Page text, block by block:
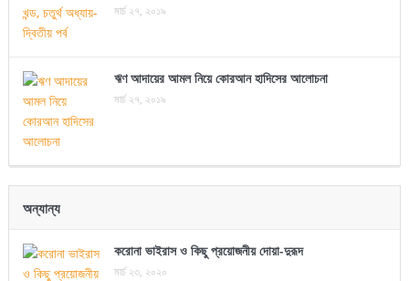
মার্চ ২৭, ২০১৯
ঋণ আদায়ের আমল নিয়ে কোরআন হাদিসের আলোচনা
মার্চ ২৭, ২০১৯
অন্যান্য
করোনা ভাইরাস ও কিছু প্রয়োজনীয় দোয়া-দুরূদ
মার্চ ২৩, ২০২০